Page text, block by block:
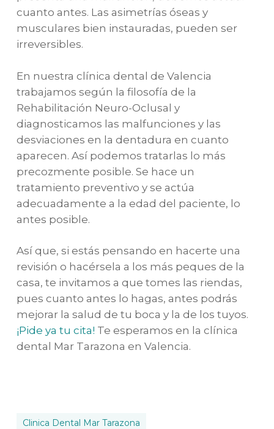
cuanto antes. Las asimetrías óseas y
musculares bien instauradas, pueden ser
irreversibles.
En nuestra clínica dental de Valencia
trabajamos según la filosofía de la
Rehabilitación Neuro-Oclusal y
diagnosticamos las malfunciones y las
desviaciones en la dentadura en cuanto
aparecen. Así podemos tratarlas lo más
precozmente posible. Se hace un
tratamiento preventivo y se actúa
adecuadamente a la edad del paciente, lo
antes posible.
Así que, si estás pensando en hacerte una
revisión o hacérsela a los más peques de la
casa, te invitamos a que tomes las riendas,
pues cuanto antes lo hagas, antes podrás
mejorar la salud de tu boca y la de los tuyos.
¡Pide ya tu cita! Te esperamos en la clínica
dental Mar Tarazona en Valencia.
Clinica Dental Mar Tarazona